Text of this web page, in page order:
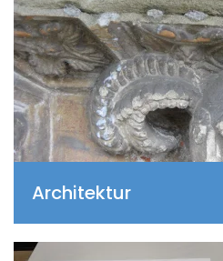
Architektur